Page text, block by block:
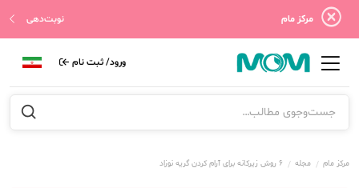
مرکز مام نوبت‌دهی
ورود/ ثبت نام
مرکز مام مجله ۶ روش زیرکانه برای آرام کردن گریه نوزاد